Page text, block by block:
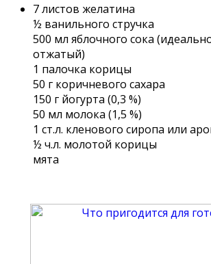
7 листов желатина
½ ванильного стручка
500 мл яблочного сока
отжатый)
1 палочка корицы
50 г коричневого сахара
150 г йогурта (0,3 %)
50 мл молока (1,5 %)
1 ст.л. кленового сиропа или
½ ч.л. молотой корицы
мята